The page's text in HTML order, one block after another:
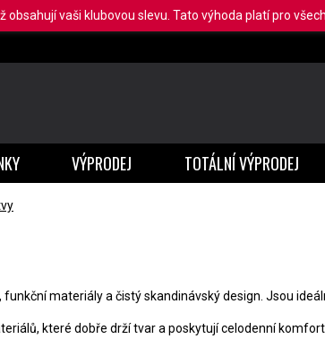
VÝPRODEJ TOTÁLNÍ VÝPRODEJ
materiály a čistý skandinávský design. Jsou
které dobře drží tvar a poskytují celodenní
obsahují vaši klubovou slevu. Tato výhoda platí pro